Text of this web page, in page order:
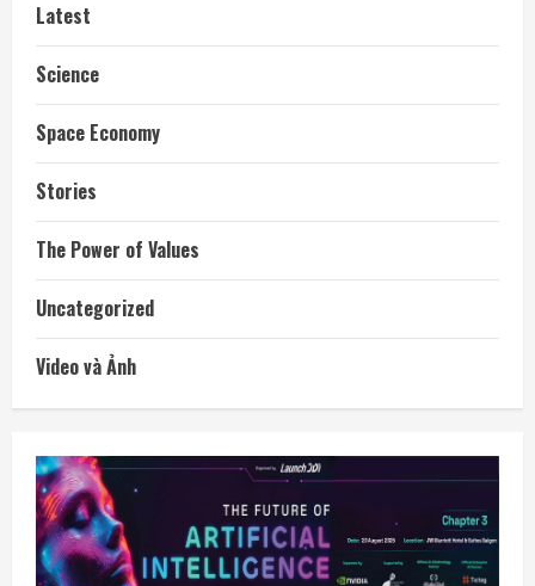
Latest
Science
Space Economy
Stories
The Power of Values
Uncategorized
Video và Ảnh